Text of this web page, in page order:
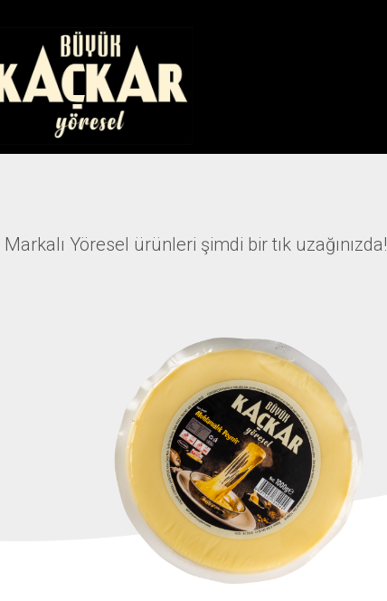
Yöresel ürünleri şimdi bir tık uzağınızda!